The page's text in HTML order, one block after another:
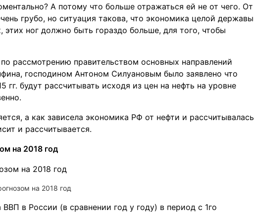
А потому что больше отражаться ей не от чего. От
грубо, но ситуация такова, что экономика целой державы
этих ног должно быть гораздо больше, для того, чтобы
рассмотрению правительством основных направлений
господином Антоном Силуановым было заявлено что
будут рассчитывать исходя из цен на нефть на уровне
а как зависела экономика РФ от нефти и рассчитывалась
и рассчитывается.
на 2018 год
на 2018 год
в России (в сравнении год у году) в период с 1го